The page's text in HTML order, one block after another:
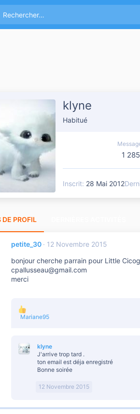
klyne
Habitué
1 285
Inscrit 28 Mai 2012
PROFIL
petite_30
12 Novembre 2015
bonjour cherche parrain pour Little
cpallusseau@gmail.com
merci
L
é
a
:
Mariane95
klyne
J'arrive trop tard .
ton email est déja enregistré
Bonne soirée
12 Novembre 2015